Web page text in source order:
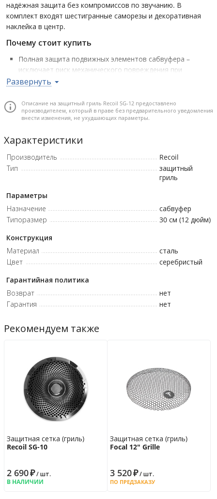
надёжная защита без компромиссов по звучанию. В
комплект входят шестигранные саморезы и декоративная
наклейка в центр.
Почему стоит купить
Полная защита подвижных элементов сабвуфера –
исключает риск механического повреждения при
транспортировке и эксплуатации.
достаточный зазор между грилем и диффузором
сохраняется даже при экстремальных амплитудах.
усиленная структура обеспечивают долговечность и
отсутствие вибраций.
Эстетика и защита – порошковое покрытие придаёт
аккуратный внешний вид и стойкость к внешним
Полный монтажный комплект – наличие крепёжных
элементов и центральной наклейки упрощает установку
и оформление акустики.
Развернуть
Описание на защитный гриль Recoil SG-12 предоставлено
производителем, который в праве без предварительного уведомления
внести изменения, не ухудшающих параметры.
Характеристики
Производитель
Recoil
Тип
защитный
гриль
Параметры
Назначение
сабвуфер
Типоразмер
30 см (12 дюйм)
Конструкция
Материал
сталь
Цвет
серебристый
Гарантийная политика
Возврат
нет
Гарантия
нет
Рекомендуем также
Защитная сетка (гриль)
Recoil SG-10
2 690₽/ шт.
В НАЛИЧИИ
Защитная сетка (гриль)
Focal 12" Grille
3 520₽/ шт.
ПО ПРЕДЗАКАЗУ